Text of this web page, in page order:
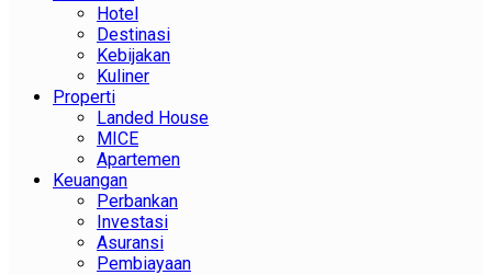
Hotel
Destinasi
Kebijakan
Kuliner
Properti
Landed House
MICE
Apartemen
Keuangan
Perbankan
Investasi
Asuransi
Pembiayaan